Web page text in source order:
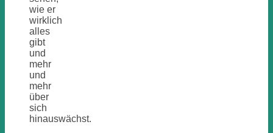
wie er
wirklich
alles
gibt
und
mehr
und
mehr
über
sich
hinauswächst.